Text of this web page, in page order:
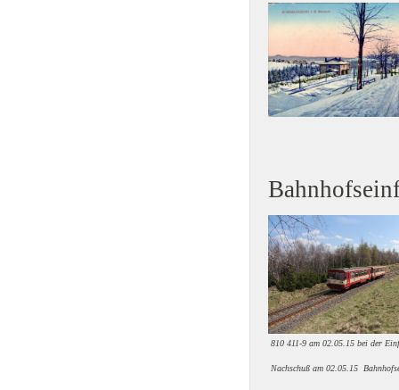
810 411-9 am 02.05.15 bei der
Nachschuß am 02.05.15